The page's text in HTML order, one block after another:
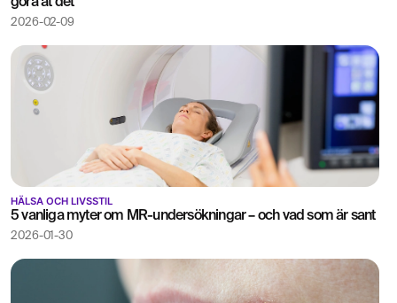
göra åt det
2026-02-09
HÄLSA OCH LIVSSTIL
5 vanliga myter om MR-undersökningar – och vad som är sant
2026-01-30